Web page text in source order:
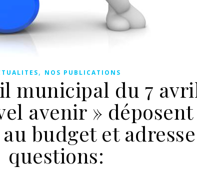
, NOS PUBLICATIONS
municipal du 7
avenir »
budget et
questions: